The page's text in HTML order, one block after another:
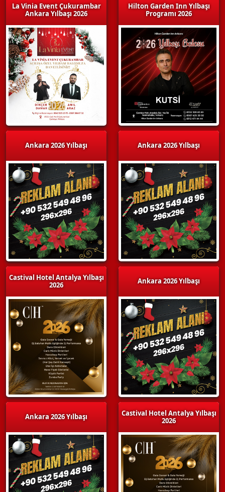
La Vinia Event Çukurambar
Ankara Yılbaşı 2026
Ankara 2026 Yılbaşı
Castival Hotel Antalya Yılbaşı
2026
Ankara 2026 Yılbaşı
Hilton Garden Inn Yılbaşı
Programı 2026
Ankara 2026 Yılbaşı
Ankara 2026 Yılbaşı
Castival Hotel Antalya Yılbaşı
2026